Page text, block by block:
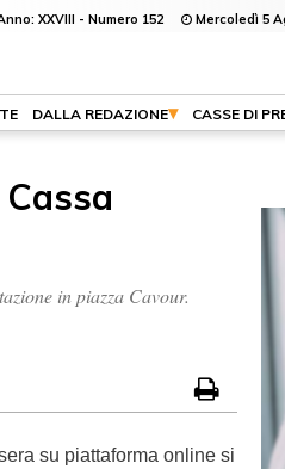
XXVIII - Numero 152 Mercoledì 5
DALLA REDAZIONE CASSE DI
in piazza Cavour.
su piattaforma online si